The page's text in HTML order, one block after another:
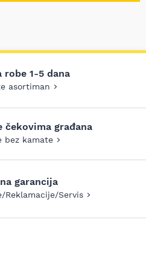
robe 1-5 dana
asortiman
čekovima građana
bez kamate
garancija
Reklamacije/Servis